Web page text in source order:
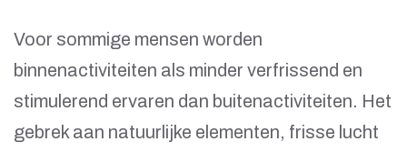
Voor sommige mensen worden
binnenactiviteiten als minder verfrissend en
stimulerend ervaren dan buitenactiviteiten. Het
gebrek aan natuurlijke elementen, frisse lucht